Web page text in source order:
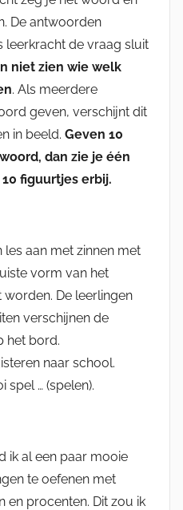
De antwoorden
leerkracht de vraag sluit
niet zien wie welk
. Als meerdere
geven, verschijnt dit
in beeld. Geven 10
dan zie je één
figuurtjes erbij.
les aan met zinnen met
vorm van het
De leerlingen
verschijnen de
het bord.
naar school.
spel … (spelen).
ik al een paar mooie
te oefenen met
en procenten. Dit zou ik